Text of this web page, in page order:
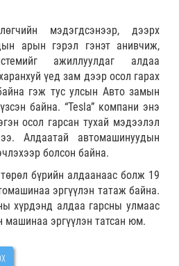
мэдэгдсэнээр, дээрх
арын гэрэл гэнэт анивчиж,
ажиллуулдаг алдаа
үед зам дээр осол гарах
гэж тус улсын Авто замын
байна. “Tesla” компани энэ
осол гарсан тухай мэдээлэл
Алдаатай автомашинуудын
болсон байна.
бүрийн алдаанаас болж 19
эргүүлэн татаж байна.
хүрдэнд алдаа гарсны улмаас
машинаа эргүүлэн татсан юм.